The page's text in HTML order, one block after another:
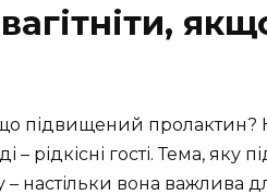
підвищений пролактин?
– рідкісні гості. Тема, яку
настільки вона важлива